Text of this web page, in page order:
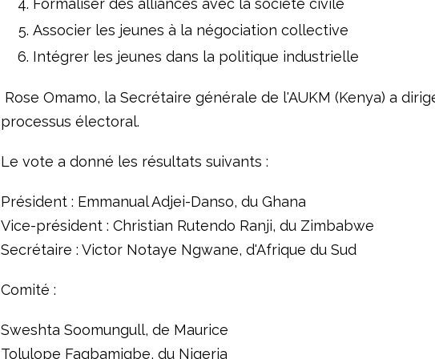
Formaliser des alliances avec la société civile
Associer les jeunes à la négociation collective
Intégrer les jeunes dans la politique industrielle
Rose Omamo, la Secrétaire générale de l'AUKM (Kenya) a
processus électoral.
Le vote a donné les résultats suivants :
Président : Emmanual Adjei-Danso, du Ghana
Vice-président : Christian Rutendo Ranji, du Zimbabwe
Secrétaire : Victor Notaye Ngwane, d'Afrique du Sud
Comité :
Sweshta Soomungull, de Maurice
Tolulope Fagbamigbe, du Nigeria